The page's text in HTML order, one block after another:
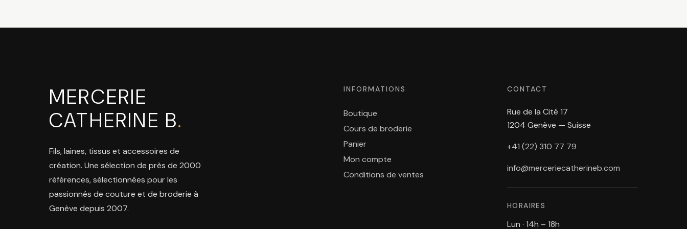
MERCERIE
CATHERINE B.
Fils, laines, tissus et accessoires de
création. Une sélection de près de 2000
références, sélectionnées pour les
passionnés de couture et de broderie à
Genève depuis 2007.
INFORMATIONS
Boutique
Cours de broderie
Panier
Mon compte
Conditions de ventes
CONTACT
Rue de la Cité 17
1204 Genève — Suisse
+41 (22) 310 77 79
info@merceriecatherineb.com
HORAIRES
Lun · 14h – 18h